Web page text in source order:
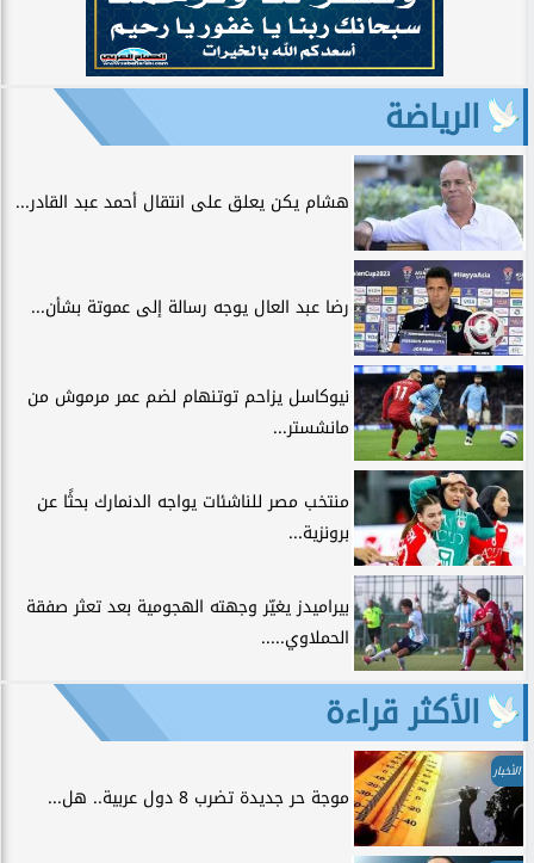
الرياضة
هشام يكن يعلق على انتقال أحمد عبد القادر...
رضا عبد العال يوجه رسالة إلى عموتة بشأن...
نيوكاسل يزاحم توتنهام لضم عمر مرموش من
مانشستر...
منتخب مصر للناشئات يواجه الدنمارك بحثًا عن
برونزية...
بيراميدز يغيّر وجهته الهجومية بعد تعثر صفقة
الحملاوي.....
الأكثر قراءة
الأخبار
موجة حر جديدة تضرب 8 دول عربية.. هل...